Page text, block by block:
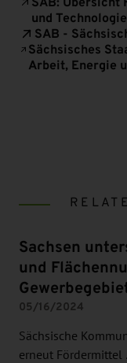
und Technologie
SAB -
Sächsisches
Arbeit, Energie
Sachsen
und
05/16/2024
Sächsische
erneut Fördermittel